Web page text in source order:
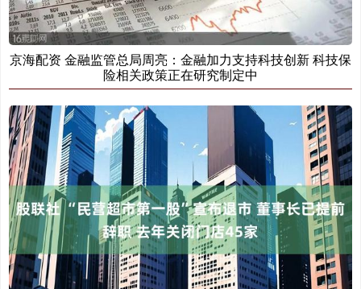
京海配资 金融监管总局周亮：金融加力支持科技创新 科技保
险相关政策正在研究制定中